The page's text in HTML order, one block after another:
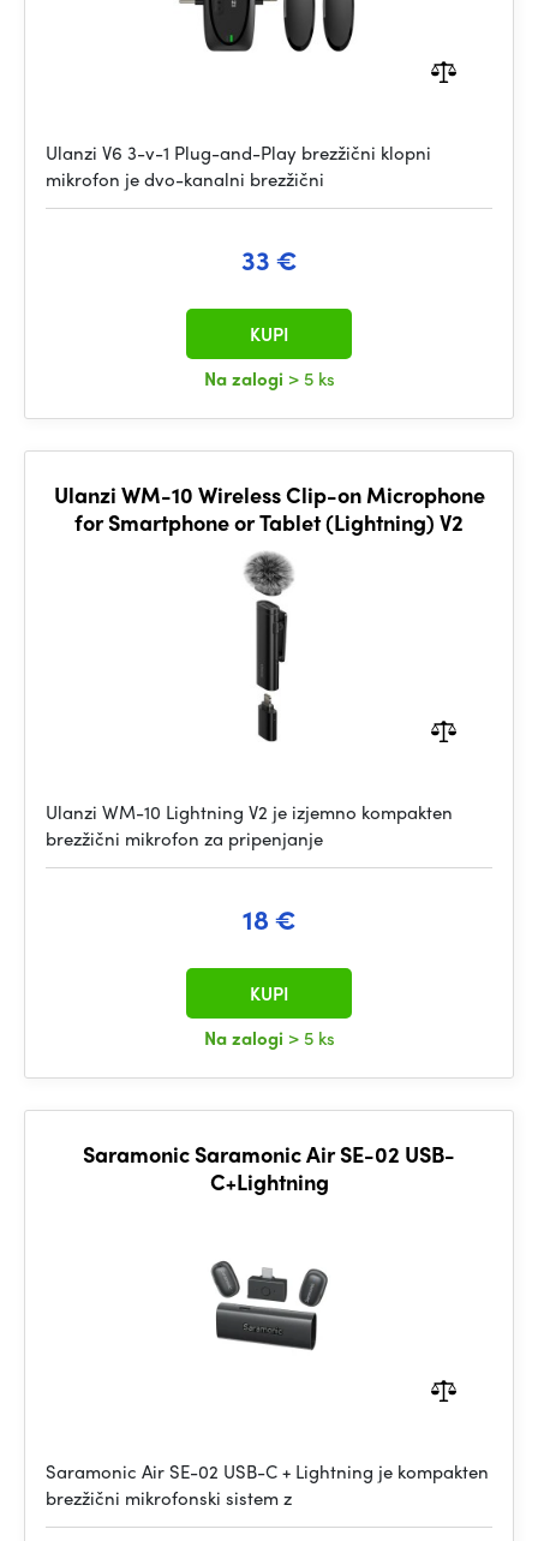
Ulanzi V6 3-v-1 Plug-and-Play brezžični klopni
mikrofon je dvo-kanalni brezžični
33 €
Na zalogi > 5 ks
KUPI
Ulanzi WM-10 Wireless Clip-on Microphone
for Smartphone or Tablet (Lightning) V2
Ulanzi WM-10 Lightning V2 je izjemno kompakten
brezžični mikrofon za pripenjanje
18 €
Na zalogi > 5 ks
KUPI
Saramonic Saramonic Air SE-02 USB-
C+Lightning
Saramonic Air SE-02 USB-C + Lightning je kompakten
brezžični mikrofonski sistem z